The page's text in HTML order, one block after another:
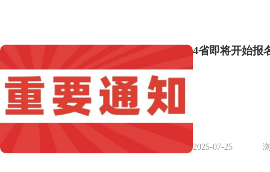
4省即将开始报
2025-07-25